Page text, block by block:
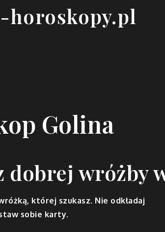
horoskopy.pl
Golina
dobrej wróżby
której szukasz. Nie odkładaj
sobie karty.